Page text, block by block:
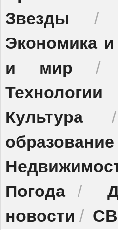
Звезды
Экономика
и мир
Технологии
Культура
образование
Погода/
новости /